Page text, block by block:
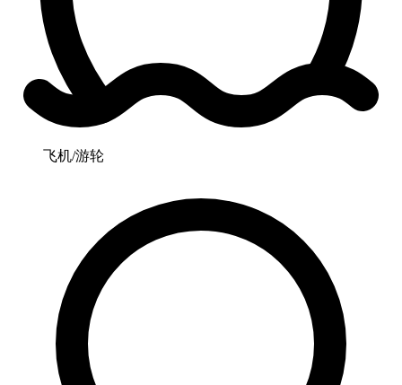
飞机/游轮